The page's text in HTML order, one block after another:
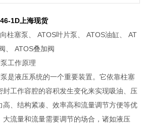
1D上海现货
柱塞泵、 ATOS叶片泵、 ATOS油缸、 AT
、 ATOS叠加阀
工作原理
是液压系统的一个重要装置。它依靠柱塞
封工作容腔的容积发生变化来实现吸油、压
高、结构紧凑、效率高和流量调节方便等优
大流量和流量需要调节的场合，诸如液压